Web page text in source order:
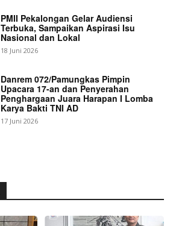
PMII Pekalongan Gelar Audiensi
Terbuka, Sampaikan Aspirasi Isu
Nasional dan Lokal
18 Juni 2026
Danrem 072/Pamungkas Pimpin
Upacara 17-an dan Penyerahan
Penghargaan Juara Harapan I Lomba
Karya Bakti TNI AD
17 Juni 2026